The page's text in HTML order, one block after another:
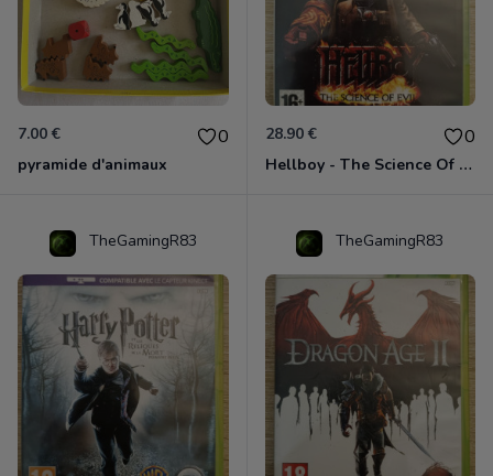
7.00 € 0
pyramide d'animaux
28.90 € 0
Hellboy - The Science Of Evil Xbox 360
TheGamingR83 TheGamingR83